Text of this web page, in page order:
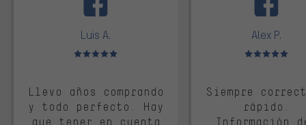
Luis A.
Valoración media: 5 de 5
Llevo años comprando
y todo perfecto. Hay
que tener en cuenta
Alex P.
Valoración
Siempre
rápido.
Información